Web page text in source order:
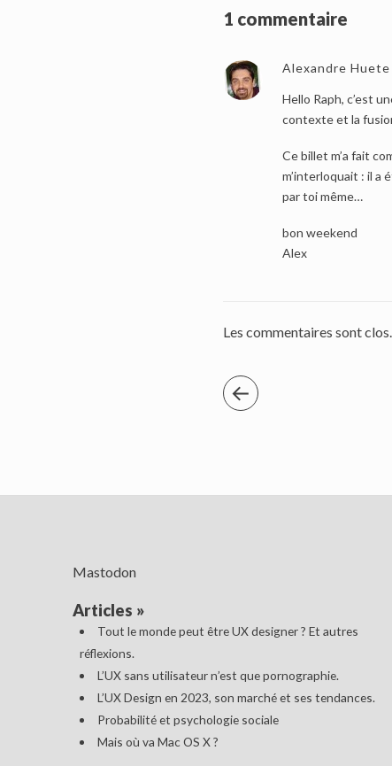
1 commentaire
Alexandre Huete
Hello Raph, c’est
contexte et la
Ce billet m’a fait
m’interloquait : il a
par toi même…
bon weekend
Alex
Les commentaires sont clos.
Mastodon
Articles »
Tout le monde peut être UX designer ? Et autres
réflexions.
L’UX sans utilisateur n’est que pornographie.
L’UX Design en 2023, son marché et ses tendances.
Probabilité et psychologie sociale
Mais où va Mac OS X ?